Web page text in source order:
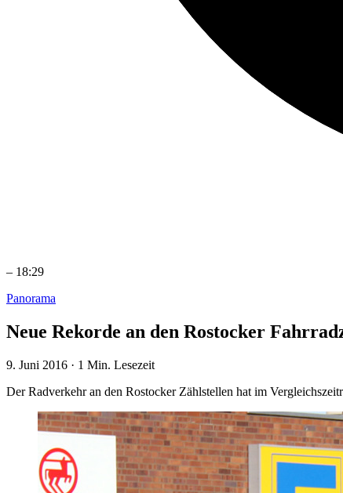
– 18:29
Panorama
Neue Rekorde an den Rostocker
9. Juni 2016 · 1 Min. Lesezeit
Der Radverkehr an den Rostocker Zählstellen hat im